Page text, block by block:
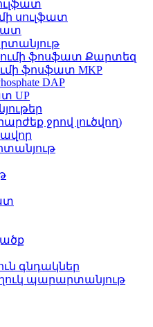
սուլֆատ
ֆոսֆատ Քարտեզ
ֆոսֆատ MKP
DAP
UP
ջրով լուծվող)
գնդակներ
պարարտանյութ